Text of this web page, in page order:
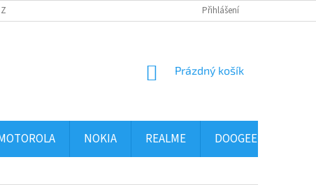
PODMÍNKY OCHRANY OSOBNÍCH
Přihlášení
NÁKUPNÍ
Prázdný košík
NOKIA REALME DOOGEE